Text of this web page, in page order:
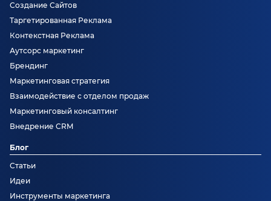
Создание Сайтов
Таргетированная Реклама
Контекстная Реклама
Аутсорс маркетинг
Брендинг
Маркетинговая стратегия
Взаимодействие с отделом продаж
Маркетинговый консалтинг
Внедрение CRM
Блог
Статьи
Идеи
Инструменты маркетинга